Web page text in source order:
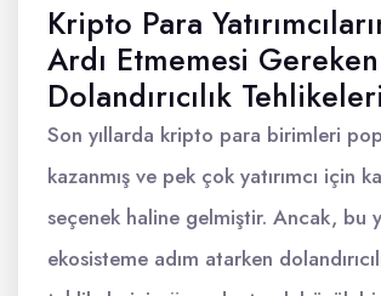
Kripto Para
Ardı Etmemesi Gereken
Dolandırıcılık Tehlikeleri
Son yıllarda kripto para birimleri
kazanmış ve pek çok yatırımcı için
seçenek haline gelmiştir. Ancak, bu
ekosisteme adım atarken